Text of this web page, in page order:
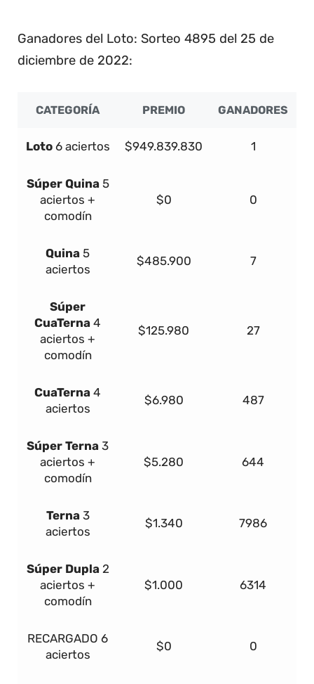
Ganadores del Loto: Sorteo 4895 del 25 de
diciembre de 2022:
CATEGORÍA PREMIO GANADORES
Loto 6 aciertos $949.839.830 1
Súper Quina 5
aciertos +
comodín
$0 0
Quina 5
aciertos
$485.900 7
Súper
CuaTerna 4
aciertos +
comodín
$125.980 27
CuaTerna 4
aciertos
$6.980 487
Súper Terna 3
aciertos +
comodín
$5.280 644
Terna 3
aciertos
$1.340 7986
Súper Dupla 2
aciertos +
comodín
$1.000 6314
RECARGADO 6
aciertos
$0 0